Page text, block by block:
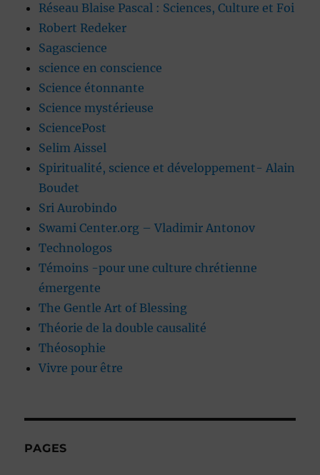
Réseau Blaise Pascal : Sciences, Culture et Foi
Robert Redeker
Sagascience
science en conscience
Science étonnante
Science mystérieuse
SciencePost
Selim Aissel
Spiritualité, science et développement- Alain
Boudet
Sri Aurobindo
Swami Center.org – Vladimir Antonov
Technologos
Témoins -pour une culture chrétienne
émergente
The Gentle Art of Blessing
Théorie de la double causalité
Théosophie
Vivre pour être
PAGES